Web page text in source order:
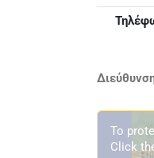
To
Click